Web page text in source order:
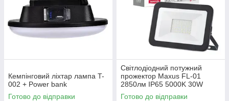
Кемпінговий ліхтар лампа T-
002 + Power bank
Готово до відправки
Світлодіодний потужний
прожектор Maxus FL-01
2850лм IP65 5000K 30W
(Чорний)
Готово до відправки